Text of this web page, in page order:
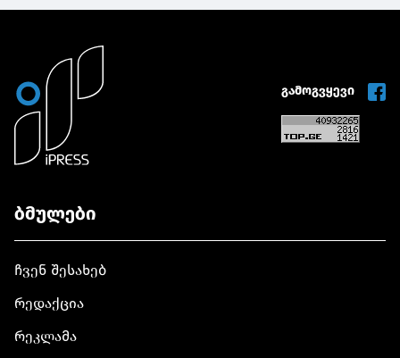
გამოგვყევი
ბმულები
ჩვენ შესახებ
რედაქცია
რეკლამა